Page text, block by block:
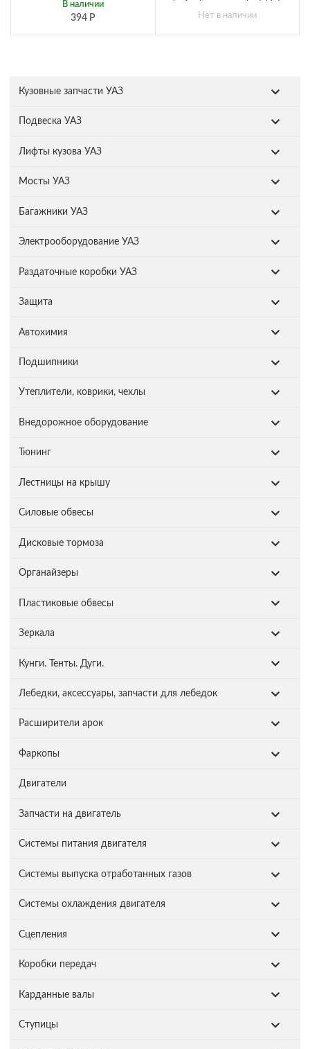
Кузовные запчасти УАЗ
Подвеска УАЗ
Лифты кузова УАЗ
Мосты УАЗ
Багажники УАЗ
Электрооборудование УАЗ
Раздаточные коробки УАЗ
Защита
Автохимия
Подшипники
Утеплители, коврики, чехлы
Внедорожное оборудование
Тюнинг
Лестницы на крышу
Силовые обвесы
Дисковые тормоза
Органайзеры
Пластиковые обвесы
Зеркала
Кунги. Тенты. Дуги.
Лебедки, аксессуары, запчасти для лебедок
Расширители арок
Фаркопы
Двигатели
Запчасти на двигатель
Системы питания двигателя
Системы выпуска отработанных газов
Системы охлаждения двигателя
Сцепления
Коробки передач
Карданные валы
Ступицы
394 Р
В наличии
Нет в наличии